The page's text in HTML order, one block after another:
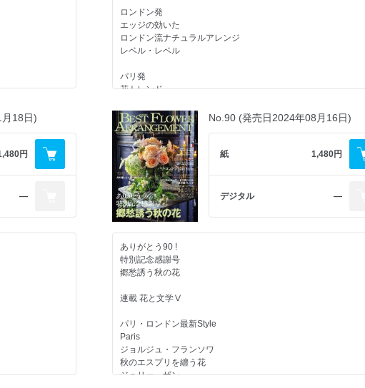
Firenze フィレンツェ
Toscana トスカーナ
Altre Regioni その他の地域
Botticelli
Catherine de Medicis
メディチ家のお姫さま カトリーヌ・ド・メディシス
3月8日はミモザを贈る日 フェスタ・デラ・ドンナ
Mimosa ARRANGEMENT
Anniversary
美アート＆フラワー
アニバーサリーフラワー
2026 ART & CULTURE ANNIVERSARIES
この春の流行色
ニュアンスピンク×ダークレッド
おしえて！JINBO先生
Soiree Fete de Noelをテーマにフランス大使公邸を飾る花
世界のトップフローリストに学べるオンラインフラワースクール
“Club de Fleur”クラブ・ド・フルール
ロンドン発
エッジの効いた
ロンドン流ナチュラルアレンジ
レベル・レベル
パリ発
花トレンド
カトリーヌ・ミュラー
連載花と文学Ⅷ
UNE SAISON PREFEREE
ノートルダム大聖堂の花飾り
軌跡の復活を祝う花
初夏の日射しにキラキラ煌めく
ホワイト＆グリーン
クラフトアレンジ
ガラスベースアレンジ
国交425周年を迎える日本×オランダ
Summer ARANGEMENT
フランス伝統色に学ぶ
色別コーディネート
18日)
円
―
No.90 (発売日2024年08月16日)
紙 1,480円
デジタル ―
ありがとう90 !
特別記念感謝号
郷愁誘う秋の花
連載 花と文学Ⅴ
パリ・ロンドン最新Style
Paris
ジョルジュ・フランソワ
秋のエスプリを纏う花
ジュリー・ザン